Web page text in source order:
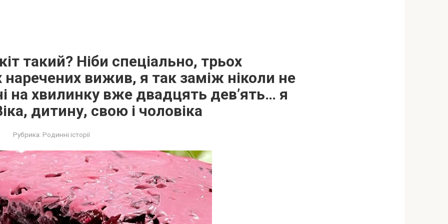
такий? Ніби спеціально, трьох
наречених вижив, я так заміж ніколи не
на хвилинку вже двадцять дев’ять… я
дитину, свою і чоловіка
Рубрика: Родинні історії